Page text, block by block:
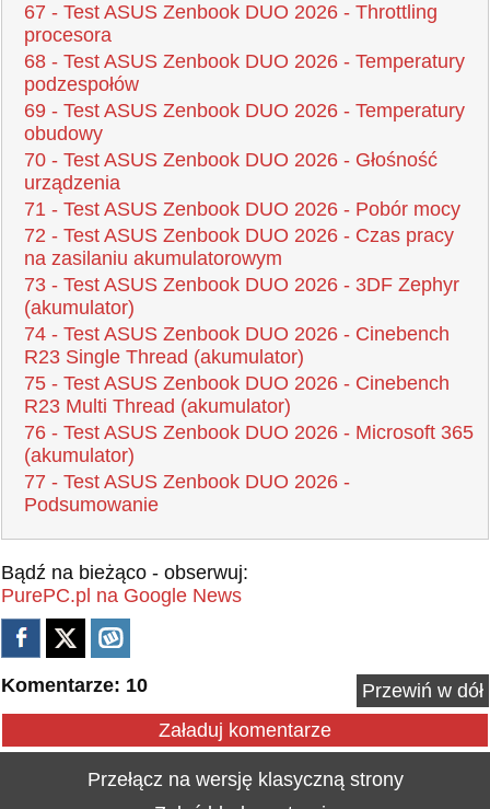
67 - Test ASUS Zenbook DUO 2026 - Throttling
procesora
68 - Test ASUS Zenbook DUO 2026 - Temperatury
podzespołów
69 - Test ASUS Zenbook DUO 2026 - Temperatury
obudowy
70 - Test ASUS Zenbook DUO 2026 - Głośność
urządzenia
71 - Test ASUS Zenbook DUO 2026 - Pobór mocy
72 - Test ASUS Zenbook DUO 2026 - Czas pracy
na zasilaniu akumulatorowym
73 - Test ASUS Zenbook DUO 2026 - 3DF Zephyr
(akumulator)
74 - Test ASUS Zenbook DUO 2026 - Cinebench
R23 Single Thread (akumulator)
75 - Test ASUS Zenbook DUO 2026 - Cinebench
R23 Multi Thread (akumulator)
76 - Test ASUS Zenbook DUO 2026 - Microsoft 365
(akumulator)
77 - Test ASUS Zenbook DUO 2026 -
Podsumowanie
Bądź na bieżąco - obserwuj:
PurePC.pl na Google News
Komentarze: 10
Przewiń w dół
Załaduj komentarze
Przełącz na wersję klasyczną strony